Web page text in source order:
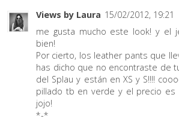
Views by Laura 15/02/2012, 19:21
me gusta mucho este look! y el
bien!
Por cierto, los leather pants que
has dicho que no encontraste de
del Splau y están en XS y S!!!!
pillado tb en verde y el precio es
jojo!
*-*